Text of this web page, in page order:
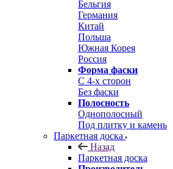
Бельгия
Германия
Китай
Польша
Южная Корея
Россия
Форма фаски
С 4-х сторон
Без фаски
Полосность
Однополосный
Под плитку и камень
Паркетная доска
Назад
Паркетная доска